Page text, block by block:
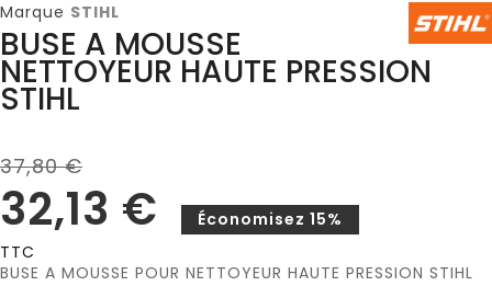
Marque STIHL
BUSE A MOUSSE
NETTOYEUR HAUTE PRESSION
STIHL
37,80 €
32,13 €
Économisez 15%
TTC
BUSE A MOUSSE POUR NETTOYEUR HAUTE PRESSION STIHL